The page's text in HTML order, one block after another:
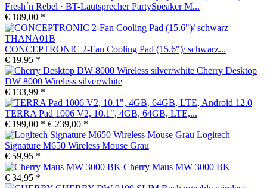
Fresh´n Rebel · BT-Lautsprecher PartySpeaker M...
€ 189,00 *
CONCEPTRONIC 2-Fan Cooling Pad (15.6")/ schwarz...
€ 19,95 *
Cherry Desktop
DW 8000 Wireless silver/white
€ 133,99 *
TERRA Pad 1006 V2, 10.1", 4GB, 64GB, LTE,...
€ 199,00 * € 239,00 *
Logitech
Signature M650 Wireless Mouse Grau
€ 59,95 *
Cherry Maus MW 3000 BK
€ 34,95 *